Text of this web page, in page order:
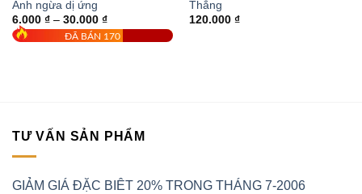
Anh ngừa dị ứng
6.000 ₫ – 30.000 ₫Khoảng
giá:
từ
ĐÃ BÁN 170
Thắng
120.000 ₫
TƯ VẤN SẢN PHẨM
GIẢM GIÁ ĐẶC BIÊT 20% TRONG THÁNG 7-2006